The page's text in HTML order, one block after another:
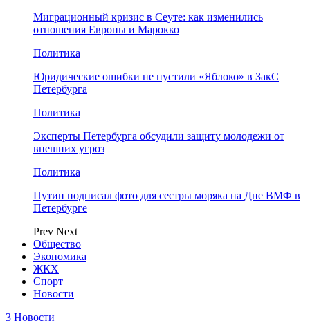
Миграционный кризис в Сеуте: как изменились
отношения Европы и Марокко
Политика
Юридические ошибки не пустили «Яблоко» в ЗакС
Петербурга
Политика
Эксперты Петербурга обсудили защиту молодежи от
внешних угроз
Политика
Путин подписал фото для сестры моряка на Дне ВМФ в
Петербурге
Prev Next
Общество
Экономика
ЖКХ
Спорт
Новости
3 Новости